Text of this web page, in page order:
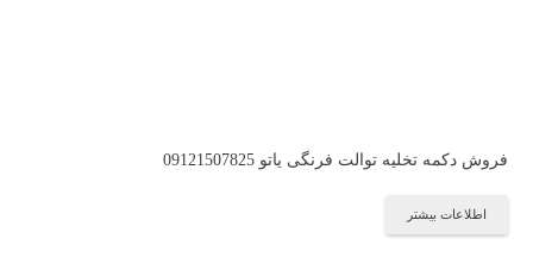
فروش دکمه تخلیه توالت فرنگی یاتو 09121507825
اطلاعات بیشتر